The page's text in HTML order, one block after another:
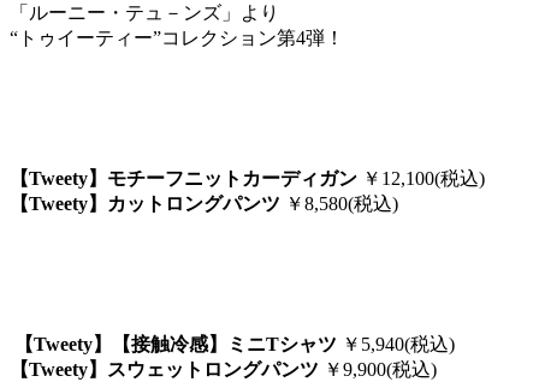
「ルーニー・テュ－ンズ」より
“トゥイーティー”コレクション第4弾！
【Tweety】モチーフニットカーディガン ￥12,100(税込)
【Tweety】カットロングパンツ ￥8,580(税込)
【Tweety】【接触冷感】ミニTシャツ ￥5,940(税込)
【Tweety】スウェットロングパンツ ￥9,900(税込)